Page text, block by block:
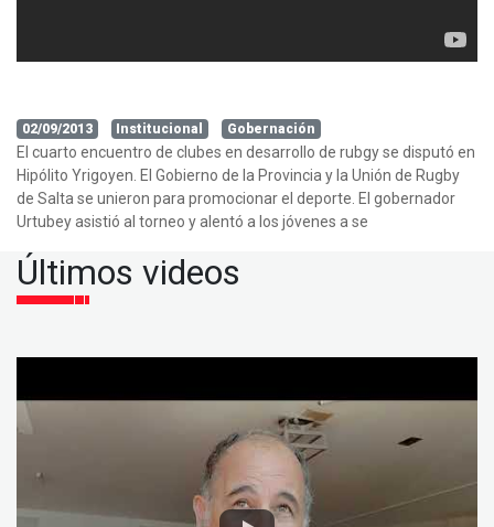
02/09/2013 Institucional Gobernación
El cuarto encuentro de clubes en desarrollo de rubgy se disputó en
Hipólito Yrigoyen. El Gobierno de la Provincia y la Unión de Rugby
de Salta se unieron para promocionar el deporte. El gobernador
Urtubey asistió al torneo y alentó a los jóvenes a se
Últimos videos